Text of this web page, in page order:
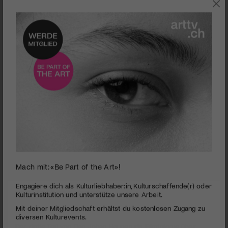
JETZT IM KINO
seconds
minute,
DREAMS (OSLO STORIES)
PUBLIZIERT AM 25. MÄRZ 2025
Engagiere dich als Kulturliebhaber:in, Kulturschaffende(r) oder
Mit deiner Mitgliedschaft erhältst du kostenlosen Zugang zu